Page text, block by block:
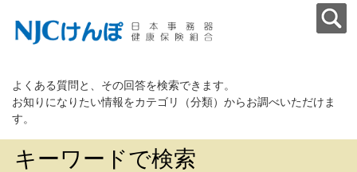
よくある質問と、その回答を検索できます。
お知りになりたい情報をカテゴリ（分類）からお調べいただけま
す。
キーワードで検索